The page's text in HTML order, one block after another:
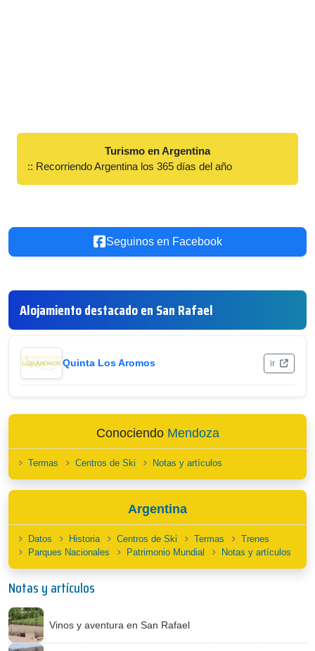
Turismo en Argentina
:: Recorriendo Argentina los 365 días del año
Seguinos en Facebook
Alojamiento destacado en San Rafael
Quinta Los Aromos ir
Conociendo Mendoza
Termas Centros de Ski Notas y artículos
Argentina
Datos Historia Centros de Ski Termas
Trenes
Parques Nacionales
Patrimonio Mundial Notas y artículos
Notas y artículos
Vinos y aventura en San Rafael